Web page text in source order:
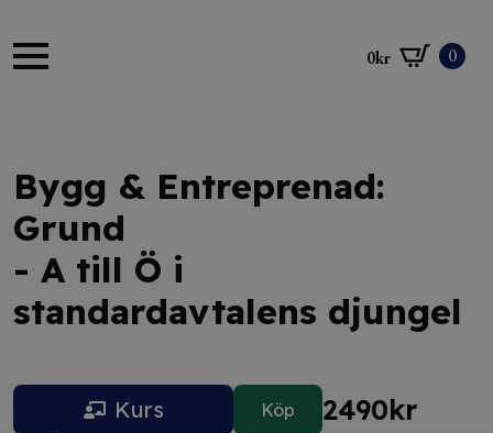
0kr 0
Bygg & Entreprenad:
Grund
- A till Ö i
standardavtalens djungel
Kurs Köp 2490kr